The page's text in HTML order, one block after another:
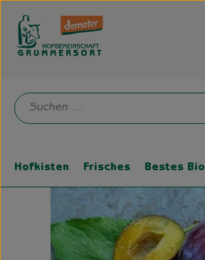
Hofkisten Frisches Bestes Bio